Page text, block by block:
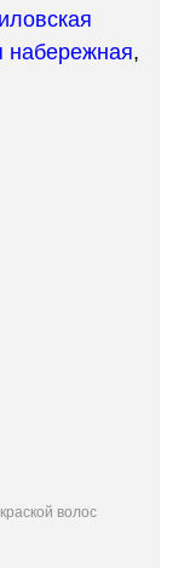
набережная,
волос